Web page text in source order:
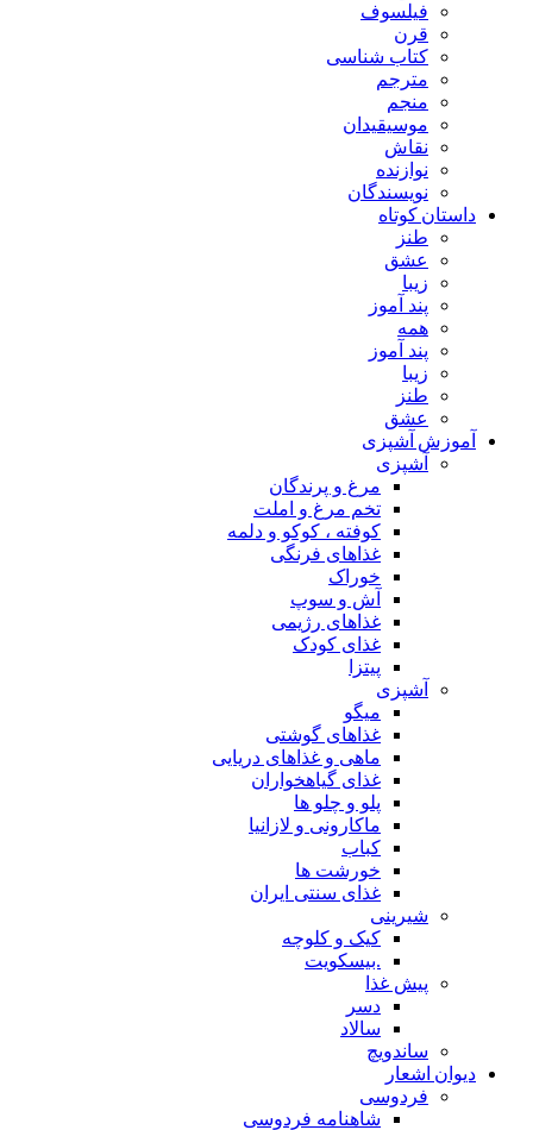
فیلسوف
قرن
کتاب شناسی
مترجم
منجم
موسیقیدان
نقاش
نوازنده
نویسندگان
داستان کوتاه
طنز
عشق
زیبا
پند آموز
همه
پند آموز
زیبا
طنز
عشق
آموزش آشپزی
آشپزی
مرغ و پرندگان
تخم مرغ و املت
کوفته ، کوکو و دلمه
غذاهای فرنگی
خوراک
آش و سوپ
غذاهای رژیمی
غذای کودک
پیتزا
آشپزی
میگو
غذاهای گوشتی
ماهی و غذاهای دریایی
غذای گیاهخواران
پلو و چلو ها
ماکارونی و لازانیا
کباب
خورشت ها
غذای سنتی ایران
شیرینی
کیک و کلوچه
.بیسکویت
پیش غذا
دسر
سالاد
ساندویچ
دیوان اشعار
فردوسی
شاهنامه فردوسی